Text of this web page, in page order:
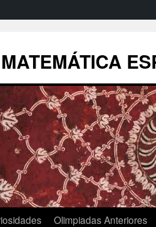
Olimpiadas Anteriores